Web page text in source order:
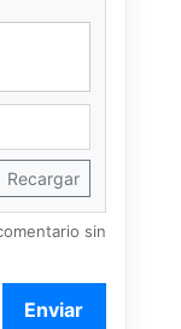
Recargar
sin
Enviar